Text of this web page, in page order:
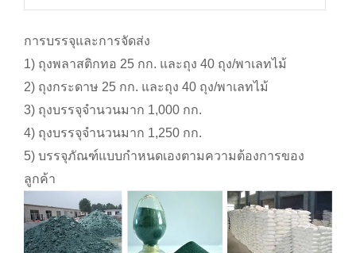
การบรรจุและการจัดส่ง
1) ถุงพลาสติกทอ 25 กก. และถุง 40 ถุง/พาเลทไม้
2) ถุงกระดาษ 25 กก. และถุง 40 ถุง/พาเลทไม้
3) ถุงบรรจุจำนวนมาก 1,000 กก.
4) ถุงบรรจุจำนวนมาก 1,250 กก.
5) บรรจุภัณฑ์แบบกำหนดเองตามความต้องการของ
ลูกค้า